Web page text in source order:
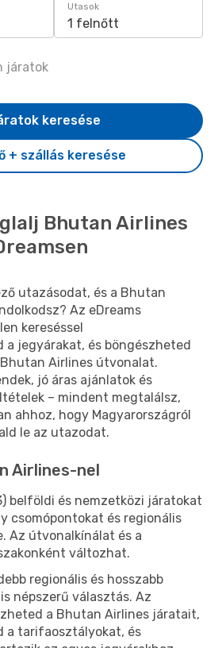
Utasok
1 felnőtt
járatok
+ szállás keresése
keresése
Bhutan Airlines
utazásodat, és a Bhutan
Az eDreams
kereséssel
a jegyárakat, és böngészheted
Airlines útvonalat.
jó áras ajánlatok és
– mindent megtalálsz,
ahhoz, hogy Magyarországról
le az utazodat.
Airlines-nel
belföldi és nemzetközi járatokat
csomópontokat és regionális
Az útvonalkínálat és a
változhat.
regionális és hosszabb
népszerű választás. Az
a Bhutan Airlines járatait,
a tarifaosztályokat, és